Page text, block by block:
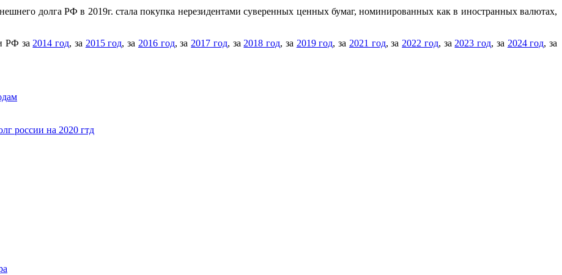
долга РФ в 2019г. стала покупка нерезидентами суверенных ценных бумаг, номинированных как в иностранных валютах,
РФ за 2014 год, за 2015 год, за 2016 год, за 2017 год, за 2018 год, за 2019 год, за 2021 год, за 2022 год, за 2023 год, за 2024 год, за
россии на 2020 гтд